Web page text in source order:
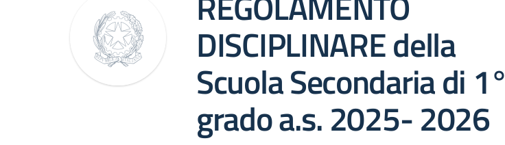
DISCIPLINARE della
Scuola Secondaria di 1°
grado a.s. 2025- 2026